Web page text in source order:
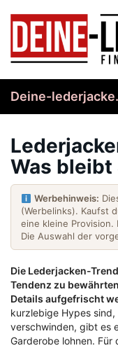
content
Deine-
Was bleibt
Werbehinweis:
(Werbelinks). Kaufst
eine kleine Provision.
Die Auswahl der
Die Lederjacken-
Tendenz zu
Details aufgefrischt
kurzlebige Hypes
verschwinden, gibt es
Garderobe lohnen. Für